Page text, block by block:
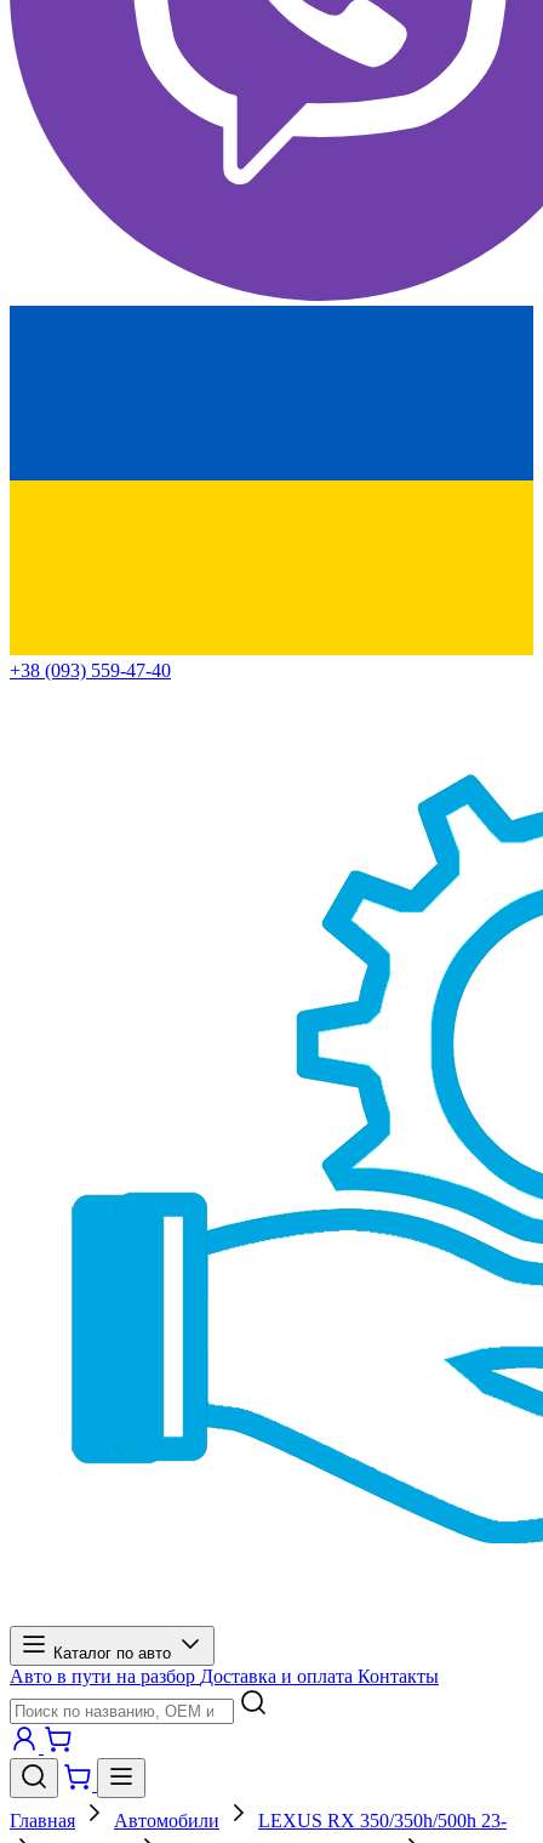
+38 (093) 559-47-40
Каталог по авто
Авто в пути на разбор Доставка и оплата Контакты
Главная Автомобили
LEXUS RX 350/350h/500h 23-